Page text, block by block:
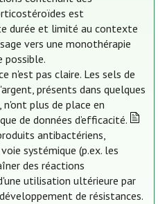
est
durée et limité au contexte
vers une monothérapie
possible.
n'est pas claire. Les sels de
présents dans quelques
plus de place en
de données d’efficacité.
antibactériens,
systémique (p.ex. les
des réactions
utilisation ultérieure par
de résistances.